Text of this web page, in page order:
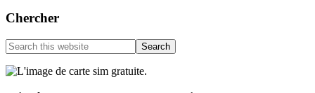
Primary
Sidebar
Chercher
Search
this
website